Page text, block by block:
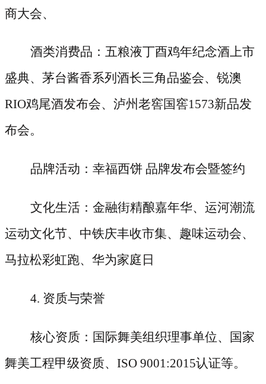
商大会、
酒类消费品：五粮液丁酉鸡年纪念酒上市
盛典、茅台酱香系列酒长三角品鉴会、锐澳
RIO鸡尾酒发布会、泸州老窖国窖1573新品发
布会。
品牌活动：幸福西饼 品牌发布会暨签约
文化生活：金融街精酿嘉年华、运河潮流
运动文化节、中铁庆丰收市集、趣味运动会、
马拉松彩虹跑、华为家庭日
4. 资质与荣誉
核心资质：国际舞美组织理事单位、国家
舞美工程甲级资质、 ISO 9001:2015认证等。